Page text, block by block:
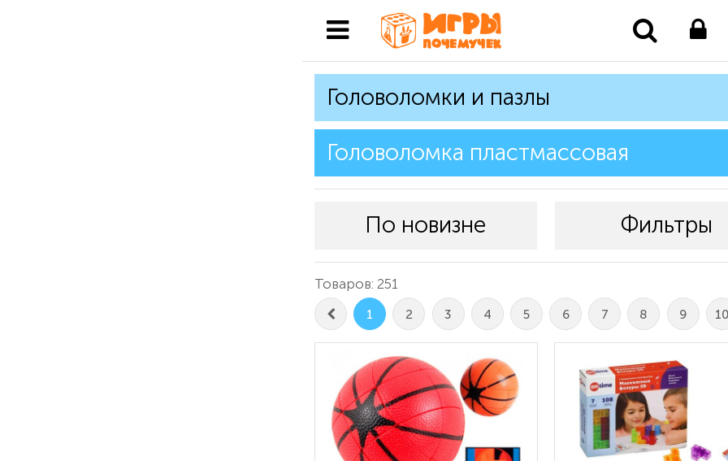
Головоломки и пазлы
Головоломка пластмассовая
По новизне Фильтры
Товаров: 251
1 2 3 4 5 6 7 8 9